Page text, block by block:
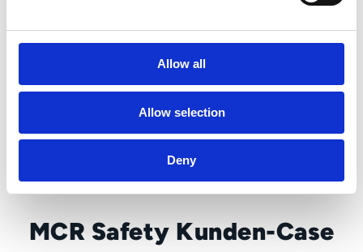
Allow all
Allow selection
Deny
MCR Safety Kunden-Case